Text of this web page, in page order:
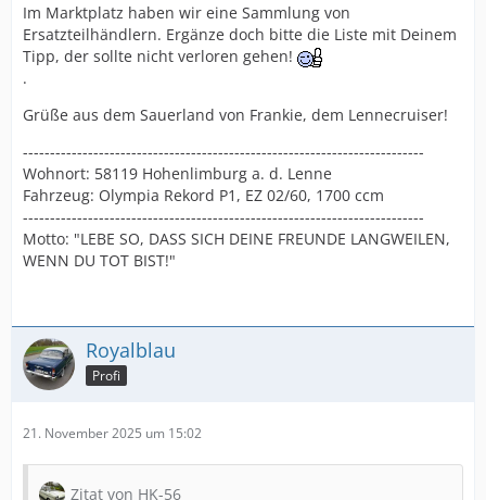
Im Marktplatz haben wir eine Sammlung von
Ersatzteilhändlern. Ergänze doch bitte die Liste mit Deinem
Tipp, der sollte nicht verloren gehen!
.
Grüße aus dem Sauerland von Frankie, dem Lennecruiser!
--------------------------------------------------------------------------
Wohnort: 58119 Hohenlimburg a. d. Lenne
Fahrzeug: Olympia Rekord P1, EZ 02/60, 1700 ccm
--------------------------------------------------------------------------
Motto: "LEBE SO, DASS SICH DEINE FREUNDE LANGWEILEN,
WENN DU TOT BIST!"
Royalblau
Profi
21. November 2025 um 15:02
Zitat von HK-56